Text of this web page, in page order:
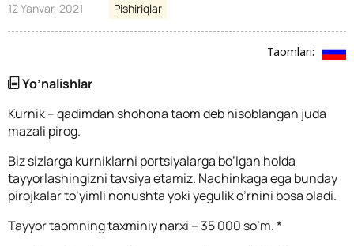
12 Yanvar, 2021 Pishiriqlar
Taomlari:
Yo’nalishlar
Kurnik – qadimdan shohona taom deb hisoblangan juda
mazali pirog.
Biz sizlarga kurniklarni portsiyalarga bo’lgan holda
tayyorlashingizni tavsiya etamiz. Nachinkaga ega bunday
pirojkalar to’yimli nonushta yoki yegulik o’rnini bosa oladi.
Tayyor taomning taxminiy narxi – 35 000 so’m. *